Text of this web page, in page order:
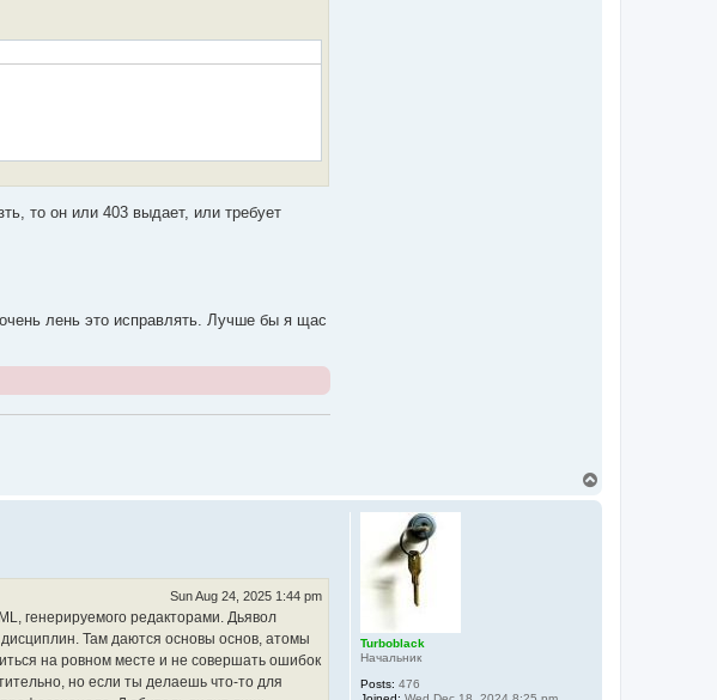
то он или 403 выдает, или требует
лень это исправлять. Лучше бы я щас
Turboblack
Начальник
Posts: 476
Sun Aug 24, 2025 1:44 pm
генерируемого редакторами. Дьявол
дисциплин. Там даются основы основ, атомы
на ровном месте и не совершать ошибок
но если ты делаешь что-то для